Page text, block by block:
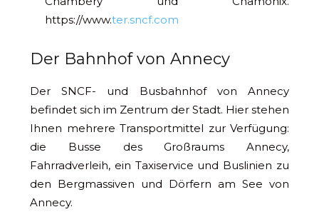
https://www.ter.sncf.com
Der Bahnhof von Annecy
Der SNCF- und Busbahnhof von Annecy
befindet sich im Zentrum der Stadt. Hier stehen
Ihnen mehrere Transportmittel zur Verfügung:
die Busse des Großraums Annecy,
Fahrradverleih, ein Taxiservice und Buslinien zu
den Bergmassiven und Dörfern am See von
Annecy.